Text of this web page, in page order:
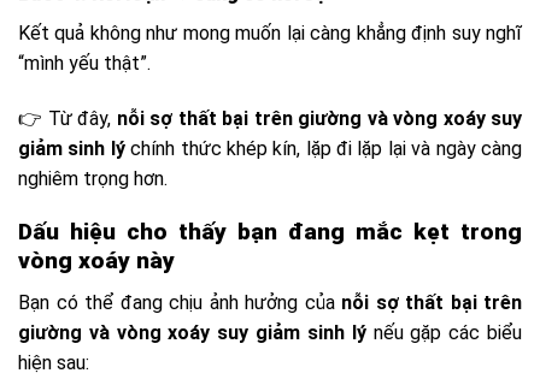
Kết quả không như mong muốn lại càng khẳng định suy nghĩ
“mình yếu thật”.
👉 Từ đây, nỗi sợ thất bại trên giường và vòng xoáy suy
giảm sinh lýchính thức khép kín, lặp đi lặp lại và ngày càng
nghiêm trọng hơn.
Dấu hiệu cho thấy bạn đang mắc kẹt trong
vòng xoáy này
Bạn có thể đang chịu ảnh hưởng của nỗi sợ thất bại trên
giường và vòng xoáy suy giảm sinh lýnếu gặp các biểu
hiện sau: